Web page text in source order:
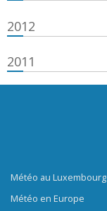
2012
2011
Météo au Luxembourg
Météo en Europe